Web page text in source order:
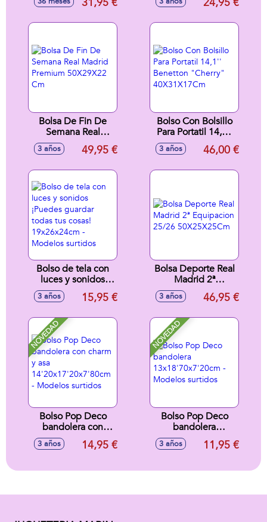
Bolsa De Fin De
Semana Real
Madrid Premium
50X29X22 Cm
3 años 49,95 €
Bolso Con Bolsillo
Para Portatil 14,1''
Benetton "Cherry"
40X31X17Cm
3 años 46,00 €
Bolso de tela con
luces y sonidos
¡Puedes guardar
todas tus cosas!
Modelos surtidos
3 años 15,95 €
Bolsa Deporte Real
Madrid 2ª
Equipacion 25/26
50X25X25Cm
3 años 46,95 €
NOVEDAD
Bolso Pop Deco
bandolera con
charm y asa
14'20x17'20x7'80cm
3 años 14,95 €
NOVEDAD
Bolso Pop Deco
bandolera
13x18'70x7'20cm -
Modelos surtidos
3 años 11,95 €